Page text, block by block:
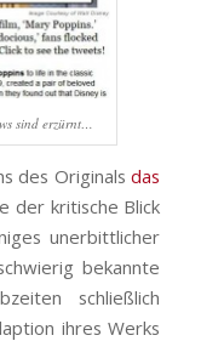
sind erzürnt…
des Originalsdas
der kritische Blick
unerbittlicher
bekannte
schließlich
ihres Werks